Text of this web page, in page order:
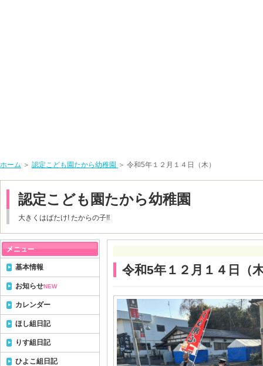
ホーム ＞ 認定こども園たから幼稚園 ＞ 令和5年１２月１４日（木）
認定こども園たから幼稚園
大きくはばたけ! たからの子!!
令和5年１２月１４日（
基本情報
お知らせNEW
カレンダー
ほし組日記
りす組日記
ひよこ組日記